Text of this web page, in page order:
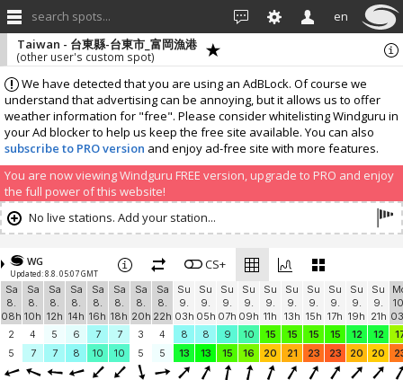
search spots... en
We have detected that you are using an AdBLock. Of course we
understand that advertising can be annoying, but it allows us to offer
weather information for "free". Please consider whitelisting Windguru in
your Ad blocker to help us keep the free site available. You can also
subscribe to PRO version and enjoy ad-free site with more features.
You are now viewing Windguru FREE version, upgrade to PRO and enjoy
the full power of this website!
Taiwan - 台東縣-台東市_富岡漁港
(other user's custom spot)
No live stations. Add your station...
WG
Updated: 8.8. 05:07 GMT
CS+
Sa
8.
08h
Sa
8.
10h
Sa
8.
12h
Sa
8.
14h
Sa
8.
16h
Sa
8.
18h
Sa
8.
20h
Sa
8.
22h
Su
9.
03h
Su
9.
05h
Su
9.
07h
Su
9.
09h
Su
9.
11h
Su
9.
13h
Su
9.
15h
Su
9.
17h
Su
9.
19h
Su
9.
21h
2
4 5 6 7 7 3 4 8 8 9 10 15 15 15 15 12 12
5
7 7 8 10 10 5 5 13 13 15 16 20 21 23 23 20 20